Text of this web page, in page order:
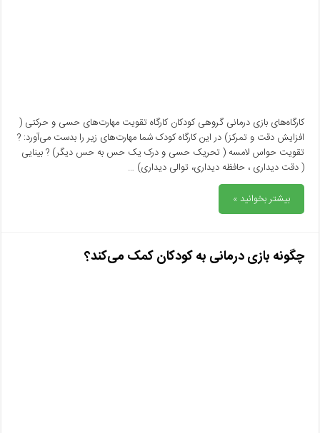
کارگاه‌های بازی درمانی گروهی کودکان کارگاه تقویت مهارت‌های حسی و حرکتی (
افزایش دقت و تمرکز) در این کارگاه کودک شما مهارت‌های زیر را بدست می‌آورد: ?
تقویت حواس لامسه ( تحریک حسی و درک یک حس به حس دیگر) ? بینایی
( دقت دیداری ، حافظه دیداری، توالی دیداری) …
بیشتر بخوانید »
چگونه بازی درمانی به کودکان کمک می‌کند؟